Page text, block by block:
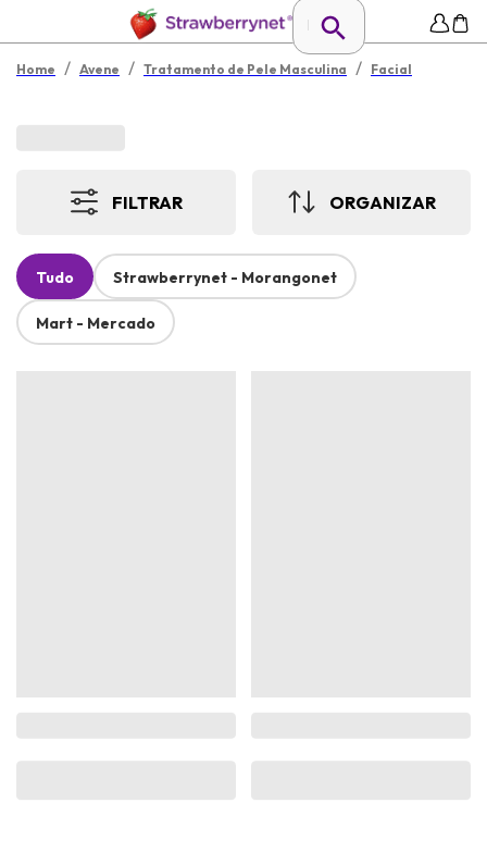
Home / Avene / Tratamento de Pele Masculina / Facial
FILTRAR ORGANIZAR
Tudo Strawberrynet - Morangonet
Mart - Mercado